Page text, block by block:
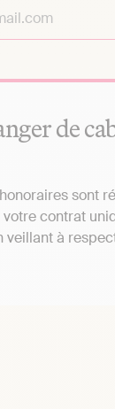
de
sont
contrat
veillant à